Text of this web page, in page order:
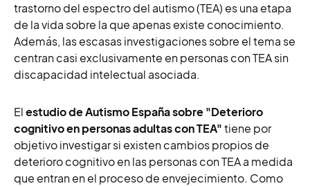
trastorno del espectro del autismo (TEA) es una etapa
de la vida sobre la que apenas existe conocimiento.
Además, las escasas investigaciones sobre el tema se
centran casi exclusivamente en personas con TEA sin
discapacidad intelectual asociada.
Elestudio de Autismo España sobre "Deterioro
cognitivo en personas adultas con TEA"tiene por
objetivo investigar si existen cambios propios de
deterioro cognitivo en las personas con TEA a medida
que entran en el proceso de envejecimiento. Como